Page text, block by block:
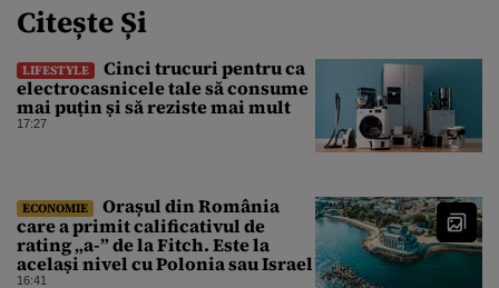
Citește Și
LIFESTYLE
Cinci trucuri pentru ca
electrocasnicele tale să consume
mai puțin și să reziste mai mult
17:27
ECONOMIE
Orașul din România
care a primit calificativul de
rating „a-” de la Fitch. Este la
același nivel cu Polonia sau Israel
16:41